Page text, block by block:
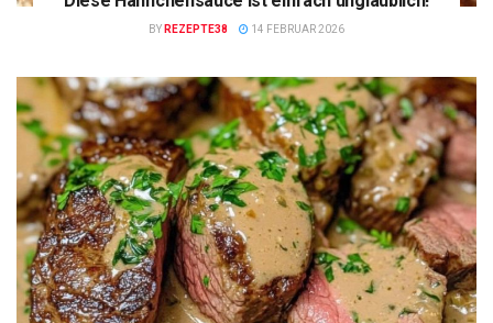
BY REZEPTE38 14 FEBRUAR 2026